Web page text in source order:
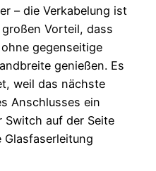
– die Verkabelung ist
Vorteil, dass
gegenseitige
genießen. Es
weil das nächste
Anschlusses ein
Switch auf der Seite